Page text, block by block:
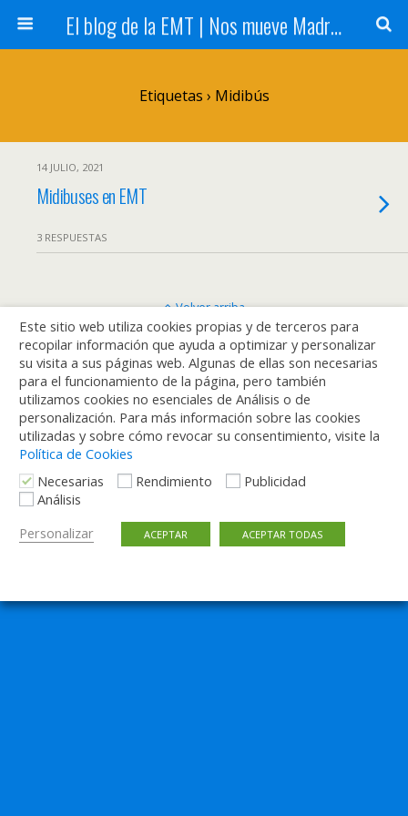
El blog de la EMT | Nos mueve Madrid
Etiquetas › Midibús
14 JULIO, 2021
Midibuses en EMT
3 RESPUESTAS
Volver arriba
Móvil Escritorio
Este sitio web utiliza cookies propias y de terceros para
recopilar información que ayuda a optimizar y personalizar
su visita a sus páginas web. Algunas de ellas son necesarias
para el funcionamiento de la página, pero también
utilizamos cookies no esenciales de Análisis o de
personalización. Para más información sobre las cookies
utilizadas y sobre cómo revocar su consentimiento, visite la
Política de Cookies
Necesarias
Rendimiento
Publicidad
Análisis
Personalizar
ACEPTAR ACEPTAR TODAS